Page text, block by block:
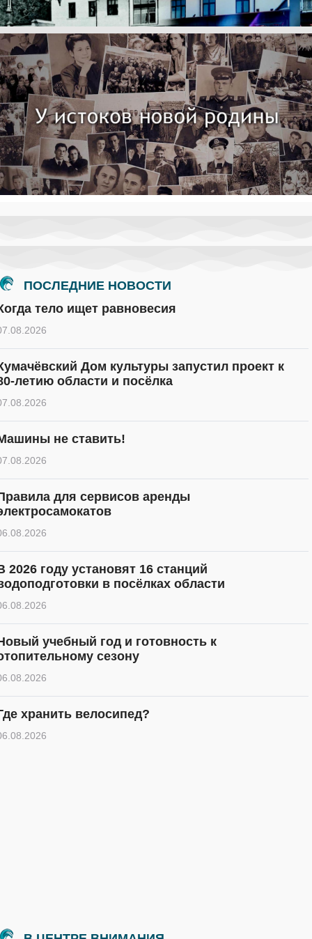
ОБЩЕСТВО
В Калининграде прошёл
Фестиваль
ПОСЛЕДНИЕ НОВОСТИ
тело ищет равновесия
Дом культуры запустил проект к
летию области и посёлка
не ставить!
для сервисов аренды
2026 году установят 16 станций
в посёлках области
учебный год и готовность к
сезону
хранить велосипед?